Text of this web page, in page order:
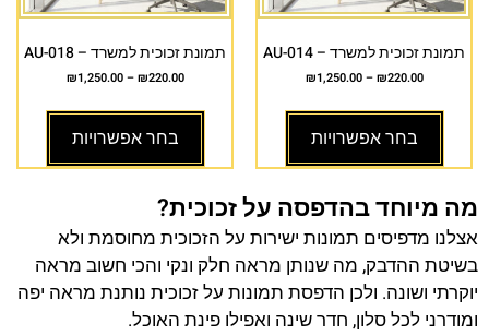
תמונת זכוכית למשרד – AU-014
₪220.00
–
₪1,250.00
בחר אפשרויות
תמונת זכוכית למשרד – AU-018
₪220.00
–
₪1,250.00
בחר אפשרויות
מה מיוחד בהדפסה על זכוכית?
אצלנו מדפיסים תמונות ישירות על הזכוכית מחוסמת ולא
בשיטת ההדבק, מה שנותן מראה חלק ונקי והכי חשוב מראה
יוקרתי ושונה. ולכן הדפסת תמונות על זכוכית נותנת מראה יפה
ומודרני לכל סלון, חדר שינה ואפילו פינת האוכל.